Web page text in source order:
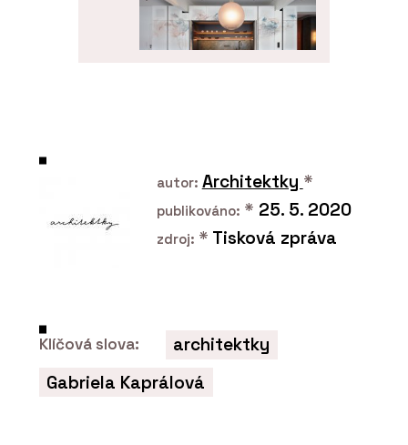
Showroom a dílna DEVOTO
autor: Architektky *
publikováno: * 25. 5. 2020
zdroj: * Tisková zpráva
Klíčová slova:
architektky
Gabriela Kaprálová